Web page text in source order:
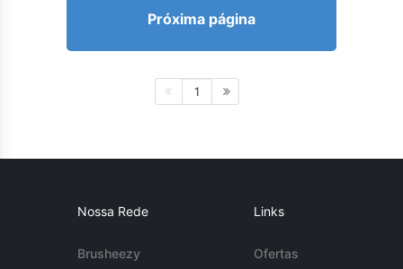
Próxima página
1
Nossa Rede
Brusheezy
Links
Ofertas